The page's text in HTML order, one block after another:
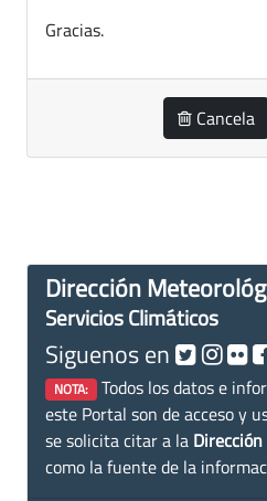
Gracias.
Cancela
Dirección
Servicios Climáticos
Siguenos en
NOTA: Todos los datos e
este Portal son de acceso y
se solicita citar a la
como la fuente de la